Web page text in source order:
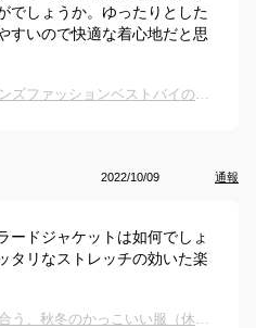
でしょうか。ゆったりとした
すいので快適な着心地だと思
買ってよかったもの！30代メンズファッションベストバイのおすすめは？
2022/10/09 通報
ードジャケットは如何でしょ
タリなストレッチの効いた楽
【小柄・低身長】40代パパに合う、秋冬のかっこいい服（休日用）を教えて下さい